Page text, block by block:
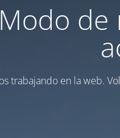
Modo
trabajando en la web.